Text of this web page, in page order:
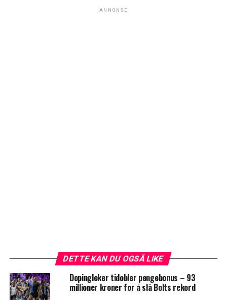
ANNONSE
DETTE KAN DU OGSÅ LIKE
Dopingleker tidobler pengebonus – 93
millioner kroner for å slå Bolts rekord